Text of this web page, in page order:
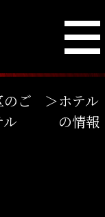
ご
＞ホテル
の情報